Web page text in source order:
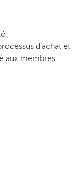
d’achat et
aux membres.